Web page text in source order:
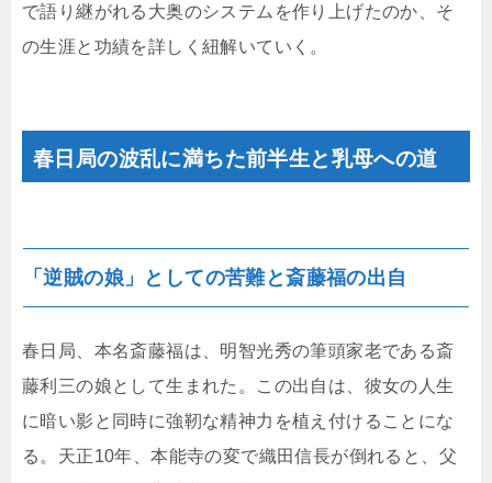
で語り継がれる大奥のシステムを作り上げたのか、そ
の生涯と功績を詳しく紐解いていく。
春日局の波乱に満ちた前半生と乳母への道
「逆賊の娘」としての苦難と斎藤福の出自
春日局、本名斎藤福は、明智光秀の筆頭家老である斎
藤利三の娘として生まれた。この出自は、彼女の人生
に暗い影と同時に強靭な精神力を植え付けることにな
る。天正10年、本能寺の変で織田信長が倒れると、父